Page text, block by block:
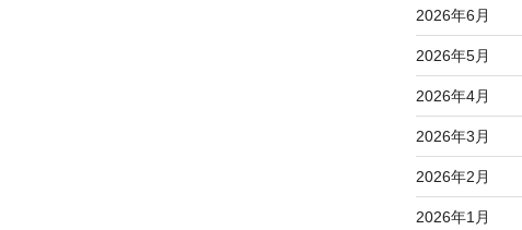
2026年6月
2026年5月
2026年4月
2026年3月
2026年2月
2026年1月